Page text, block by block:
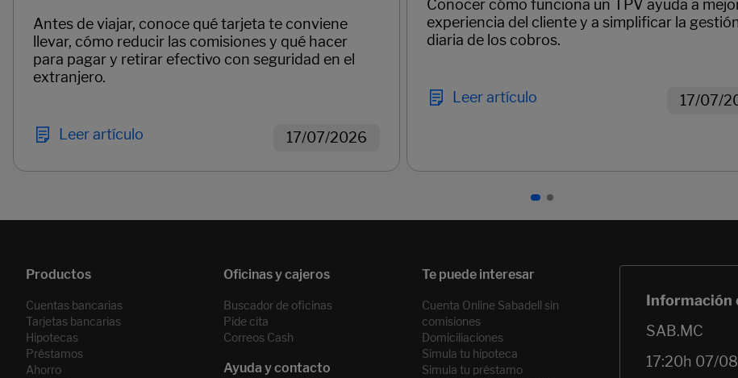
Antes de viajar, conoce qué tarjeta te conviene
llevar, cómo reducir las comisiones y qué hacer
para pagar y retirar efectivo con seguridad en el
extranjero.
Leer artículo 17/07/2026
Conocer cómo funciona un TPV ayuda a
experiencia del cliente y a simplificar la
diaria de los cobros.
Leer artículo 17/07/
Cuentas bancarias
Tarjetas bancarias
Hipotecas
Préstamos
Ahorro
Buscador de oficinas
Pide cita
Correos Cash
Cuenta Online Sabadell sin
comisiones
Domiciliaciones
Simula tu hipoteca
Simula tu préstamo